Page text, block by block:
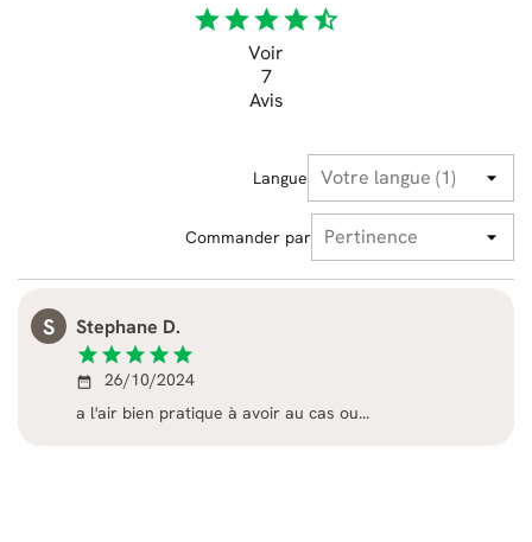
starstarstarstarstar_half
Voir
7
Avis
Langue
Commander par
S Stephane D.
star star star star star
date_range
26/10/2024
a l'air bien pratique à avoir au cas ou...